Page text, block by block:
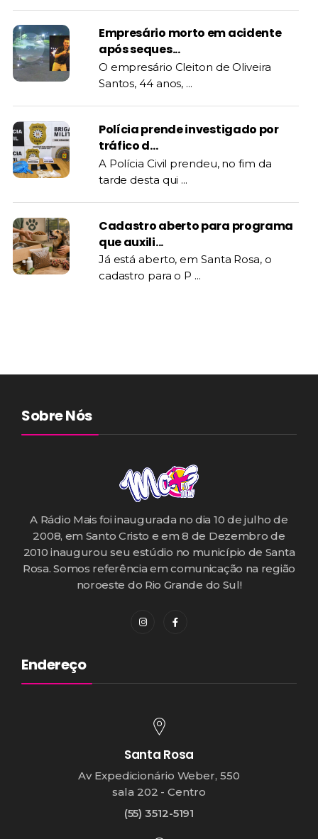
Empresário morto em acidente
após seques...
O empresário Cleiton de Oliveira
Santos, 44 anos, ...
Polícia prende investigado por
tráfico d...
A Polícia Civil prendeu, no fim da
tarde desta qui ...
Cadastro aberto para programa
que auxili...
Já está aberto, em Santa Rosa, o
cadastro para o P ...
Sobre Nós
A Rádio Mais foi inaugurada no dia 10 de julho de
2008, em Santo Cristo e em 8 de Dezembro de
2010 inaugurou seu estúdio no município de Santa
Rosa. Somos referência em comunicação na região
noroeste do Rio Grande do Sul!
Endereço
Santa Rosa
Av Expedicionário Weber, 550
sala 202 - Centro
(55) 3512-5191